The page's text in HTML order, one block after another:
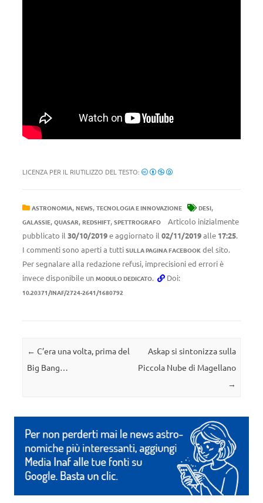
LICENZA PER IL RIUTILIZZO DEL TESTO:
ASTRONOMIA, NEWS, TECNOLOGIA E INNOVAZIONE DESI,
GALASSIE, QUASAR, REDSHIFT, SPETTROGRAFO
Articolo inizialmente
pubblicato il 30/10/2019e aggiornato il 02/11/2019alle 17:25.
I commenti sono aperti a tutti SULLA PAGINA FACEBOOK del sito.
Per segnalare alla redazione refusi, imprecisioni ed errori è
invece disponibile un MODULO DEDICATO. Doi:
10.20371/INAF/2724-2641/1680792
Navigazione articolo
← C’era una volta, prima del
Big Bang…
Askap si sintonizza sulla
Piccola Nube di Magellano
→